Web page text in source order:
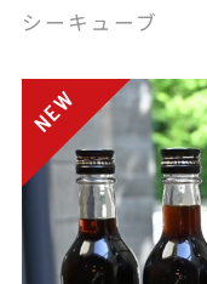
シーキューブ